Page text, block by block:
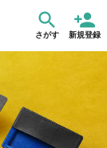
さがす 新規登録